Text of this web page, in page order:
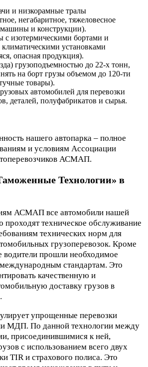
и низкорамные тралы
негабаритное, тяжеловесное
и конструкции).
с изотермическими бортами и
установками
опасная продукция).
грузоподъемностью до 22-х тонн,
на борт грузы объемом до 120-ти
товары).
автомобилей для перевозки
деталей, полуфабрикатов и сырья.
нашего автопарка – полное
и условиям Ассоциации
АСМАП.
Технологии» в
АСМАП все автомобили нашей
проходят техническое обслуживание
технических норм для
грузоперевозок. Кроме
водители прошли необходимое
стандартам. Это
качественную и
доставку грузов в
упрощенные перевозки
МДП. По данной технологии между
присоединившимися к ней,
с использованием всего двух
TIR и страхового полиса. Это